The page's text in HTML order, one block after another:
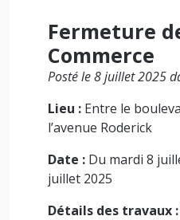
Fermeture
Commerce
Posté le 8 juillet 2025
Lieu : Entre le
l’avenue Roderick
Date : Du mardi 8
juillet 2025
Détails des travaux :